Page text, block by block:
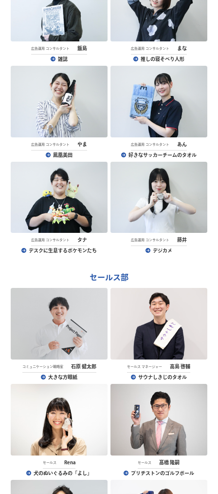
広告運用 コンサルタント 飯島
雑誌
広告運用 コンサルタント まな
推しの寝そべり人形
広告運用 コンサルタント やま
鳳凰美田
広告運用 コンサルタント あん
好きなサッカーチームのタオル
広告運用 コンサルタント タナ
デスクに生息するポケモンたち
広告運用 コンサルタント 藤井
デジカメ
セールス部
コミュニケーション戦略室 石原 健太郎
大きな方眼紙
セールス マネージャー 高島 啓輔
サウナしきじのタオル
セールス Rena
犬のぬいぐるみの「よし」
セールス 髙橋 隆嗣
ブリヂストンのゴルフボール